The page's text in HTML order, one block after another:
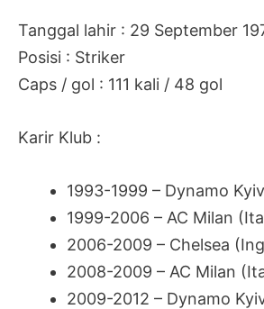
Tanggal lahir : 29 September
Posisi : Striker
Caps / gol : 111 kali / 48 gol
Karir Klub :
1993-1999 – Dynamo
1999-2006 – AC Milan
2006-2009 – Chelsea
2008-2009 – AC Milan
2009-2012 – Dynamo